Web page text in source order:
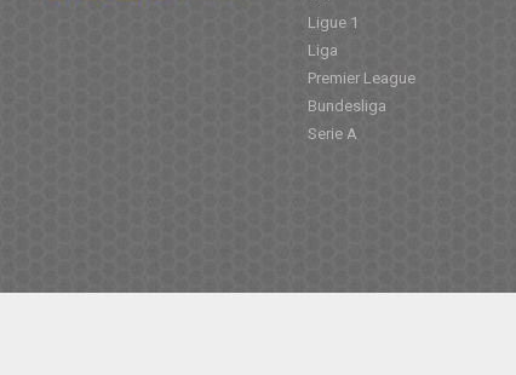
Ligue 1
Liga
Premier League
Bundesliga
Serie A